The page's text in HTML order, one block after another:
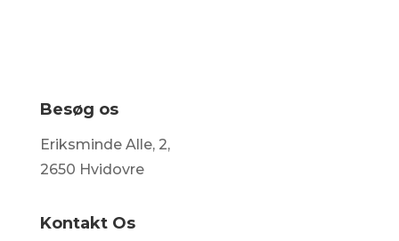
Besøg os
Eriksminde Alle, 2,
2650 Hvidovre
Kontakt Os